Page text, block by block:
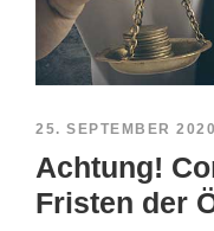
25. SEPTEMBER 2020
Achtung!
Fristen der